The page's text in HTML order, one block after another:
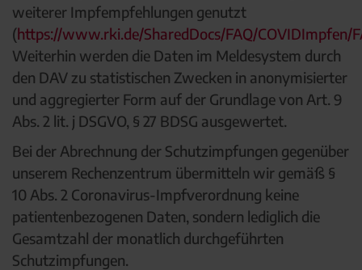
weiterer Impfempfehlungen genutzt
(https://www.rki.de/SharedDocs/FAQ/
Weiterhin werden die Daten im Meldesystem durch
den DAV zu statistischen Zwecken in anonymisierter
und aggregierter Form auf der Grundlage von Art. 9
Abs. 2 lit. j DSGVO, § 27 BDSG ausgewertet.
Bei der Abrechnung der Schutzimpfungen gegenüber
unserem Rechenzentrum übermitteln wir gemäß §
10 Abs. 2 Coronavirus-Impfverordnung keine
patientenbezogenen Daten, sondern lediglich die
Gesamtzahl der monatlich durchgeführten
Schutzimpfungen.